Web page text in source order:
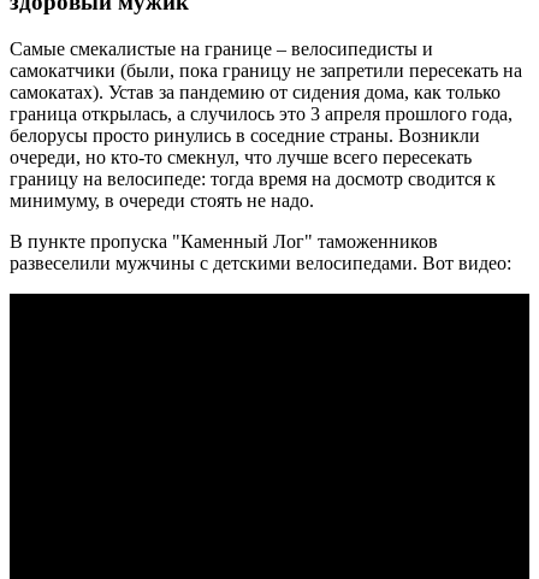
Самые смекалистые на границе – велосипедисты и
самокатчики (были, пока границу не запретили пересекать на
самокатах). Устав за пандемию от сидения дома, как только
граница открылась, а случилось это 3 апреля прошлого года,
белорусы просто ринулись в соседние страны. Возникли
очереди, но кто-то смекнул, что лучше всего пересекать
границу на велосипеде: тогда время на досмотр сводится к
минимуму, в очереди стоять не надо.
В пункте пропуска "Каменный Лог" таможенников
развеселили мужчины с детскими велосипедами. Вот видео: